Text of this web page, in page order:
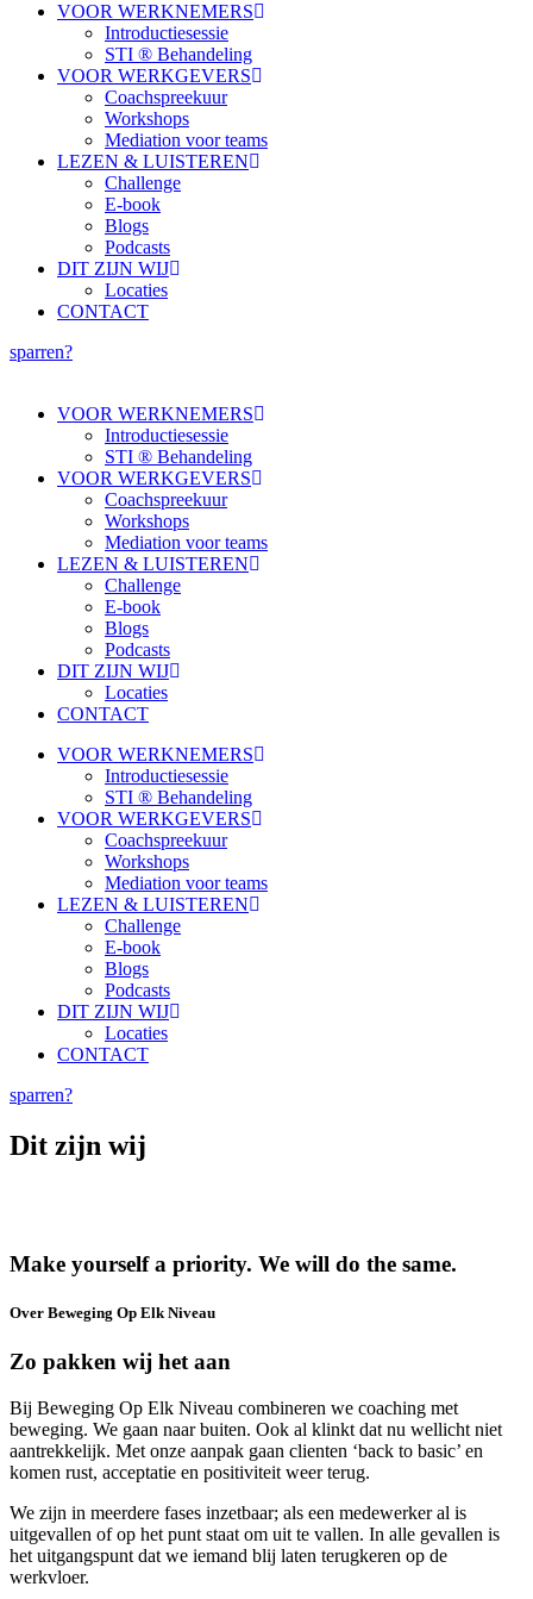
VOOR WERKNEMERS
Introductiesessie
STI ® Behandeling
VOOR WERKGEVERS
Coachspreekuur
Workshops
Mediation voor teams
LEZEN & LUISTEREN
Challenge
E-book
Blogs
Podcasts
DIT ZIJN WIJ
Locaties
CONTACT
sparren?
VOOR WERKNEMERS
Introductiesessie
STI ® Behandeling
VOOR WERKGEVERS
Coachspreekuur
Workshops
Mediation voor teams
LEZEN & LUISTEREN
Challenge
E-book
Blogs
Podcasts
DIT ZIJN WIJ
Locaties
CONTACT
VOOR WERKNEMERS
Introductiesessie
STI ® Behandeling
VOOR WERKGEVERS
Coachspreekuur
Workshops
Mediation voor teams
LEZEN & LUISTEREN
Challenge
E-book
Blogs
Podcasts
DIT ZIJN WIJ
Locaties
CONTACT
sparren?
Dit zijn wij
Make yourself a priority. We will do the same.
Over Beweging Op Elk Niveau
Zo pakken wij het aan
Bij Beweging Op Elk Niveau combineren we coaching met
beweging. We gaan naar buiten. Ook al klinkt dat nu wellicht niet
aantrekkelijk. Met onze aanpak gaan clienten ‘back to basic’ en
komen rust, acceptatie en positiviteit weer terug.
We zijn in meerdere fases inzetbaar; als een medewerker al is
uitgevallen of op het punt staat om uit te vallen. In alle gevallen is
het uitgangspunt dat we iemand blij laten terugkeren op de
werkvloer.